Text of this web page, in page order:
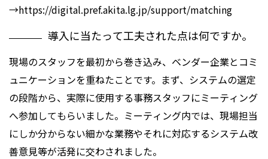
→https://digital.pref.akita.lg.jp/support/matching
導入に当たって工夫された点は何ですか。
現場のスタッフを最初から巻き込み、ベンダー企業とコミ
ュニケーションを重ねたことです。まず、システムの選定
の段階から、実際に使用する事務スタッフにミーティング
へ参加してもらいました。ミーティング内では、現場担当
にしか分からない細かな業務やそれに対応するシステム改
善意見等が活発に交わされました。